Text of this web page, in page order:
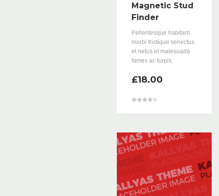
Magnetic Stud
Finder
Pellentesque habitant
morbi tristique senectus
et netus et malesuada
fames ac turpis.
£18.00